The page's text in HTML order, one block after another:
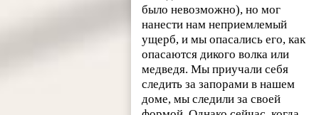
было невозможно), но мог
нанести нам неприемлемый
ущерб, и мы опасались его, как
опасаются дикого волка или
медведя. Мы приучали себя
следить за запорами в нашем
доме, мы следили за своей